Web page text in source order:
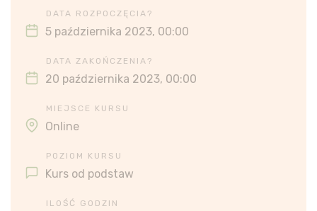
DATA ROZPOCZĘCIA?
5 października 2023, 00:00
DATA ZAKOŃCZENIA?
20 października 2023, 00:00
MIEJSCE KURSU
Online
POZIOM KURSU
Kurs od podstaw
ILOŚĆ GODZIN